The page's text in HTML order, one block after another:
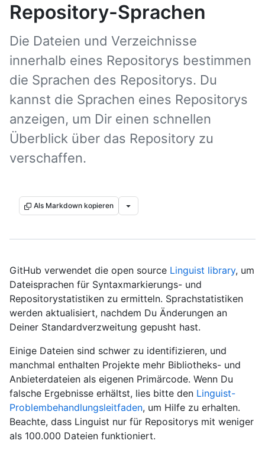
Repository-Sprachen
Die Dateien und Verzeichnisse
innerhalb eines Repositorys bestimmen
die Sprachen des Repositorys. Du
kannst die Sprachen eines Repositorys
anzeigen, um Dir einen schnellen
Überblick über das Repository zu
verschaffen.
Als Markdown kopieren
GitHub verwendet die open source Linguist library, um
Dateisprachen für Syntaxmarkierungs- und
Repositorystatistiken zu ermitteln. Sprachstatistiken
werden aktualisiert, nachdem Du Änderungen an
Deiner Standardverzweitung gepusht hast.
Einige Dateien sind schwer zu identifizieren, und
manchmal enthalten Projekte mehr Bibliotheks- und
Anbieterdateien als eigenen Primärcode. Wenn Du
falsche Ergebnisse erhältst, lies bitte den Linguist-
Problembehandlungsleitfaden, um Hilfe zu erhalten.
Beachte, dass Linguist nur für Repositorys mit weniger
als 100.000 Dateien funktioniert.